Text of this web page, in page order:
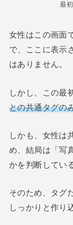
最
女性はこの画面
で、ここに表示
はありません。
しかし、この最
との共通タグの
しかも、女性は
め、結局は「写
かを判断してい
そのため、タグ
しっかりと作り